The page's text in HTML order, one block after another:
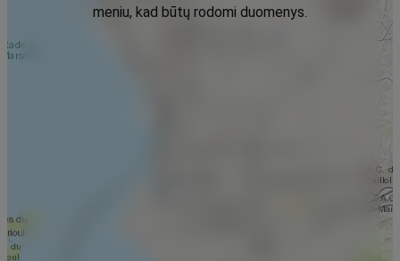
meniu, kad būtų rodomi duomenys.